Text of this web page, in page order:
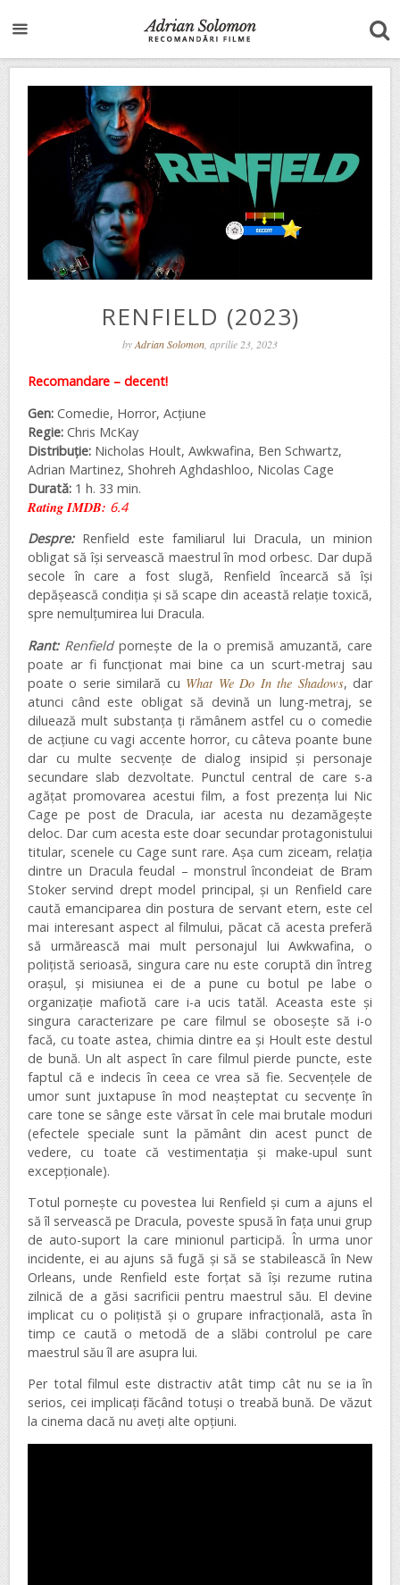
RENFIELD (2023)
byAdrian Solomon, aprilie 23, 2023
Recomandare – decent!
Gen: Comedie, Horror, Acțiune
Regie: Chris McKay
Distribuție: Nicholas Hoult, Awkwafina, Ben Schwartz,
Adrian Martinez, Shohreh Aghdashloo, Nicolas Cage
Durată: 1 h. 33 min.
Rating IMDB: 6.4
Despre:Renfield este familiarul lui Dracula, un minion
obligat să își servească maestrul în mod orbesc. Dar după
secole în care a fost slugă, Renfield încearcă să își
depășească condiția și să scape din această relație toxică,
spre nemulțumirea lui Dracula.
Rant: Renfieldpornește de la o premisă amuzantă, care
poate ar fi funcționat mai bine ca un scurt-metraj sau
poate o serie similară cu What We Do In the Shadows, dar
atunci când este obligat să devină un lung-metraj, se
diluează mult substanța ți rămânem astfel cu o comedie
de acțiune cu vagi accente horror, cu câteva poante bune
dar cu multe secvențe de dialog insipid și personaje
secundare slab dezvoltate. Punctul central de care s-a
agățat promovarea acestui film, a fost prezența lui Nic
Cage pe post de Dracula, iar acesta nu dezamăgește
deloc. Dar cum acesta este doar secundar protagonistului
titular, scenele cu Cage sunt rare. Așa cum ziceam, relația
dintre un Dracula feudal – monstrul încondeiat de Bram
Stoker servind drept model principal, și un Renfield care
caută emanciparea din postura de servant etern, este cel
mai interesant aspect al filmului, păcat că acesta preferă
să urmărească mai mult personajul lui Awkwafina, o
polițistă serioasă, singura care nu este coruptă din întreg
orașul, și misiunea ei de a pune cu botul pe labe o
organizație mafiotă care i-a ucis tatăl. Aceasta este și
singura caracterizare pe care filmul se obosește să i-o
facă, cu toate astea, chimia dintre ea și Hoult este destul
de bună. Un alt aspect în care filmul pierde puncte, este
faptul că e indecis în ceea ce vrea să fie. Secvențele de
umor sunt juxtapuse în mod neașteptat cu secvențe în
care tone se sânge este vărsat în cele mai brutale moduri
(efectele speciale sunt la pământ din acest punct de
vedere, cu toate că vestimentația și make-upul sunt
excepționale).
Totul pornește cu povestea lui Renfield și cum a ajuns el
să îl servească pe Dracula, poveste spusă în fața unui grup
de auto-suport la care minionul participă. În urma unor
incidente, ei au ajuns să fugă și să se stabilească în New
Orleans, unde Renfield este forțat să își rezume rutina
zilnică de a găsi sacrificii pentru maestrul său. El devine
implicat cu o polițistă și o grupare infracțională, asta în
timp ce caută o metodă de a slăbi controlul pe care
maestrul său îl are asupra lui.
Per total filmul este distractiv atât timp cât nu se ia în
serios, cei implicați făcând totuși o treabă bună. De văzut
la cinema dacă nu aveți alte opțiuni.